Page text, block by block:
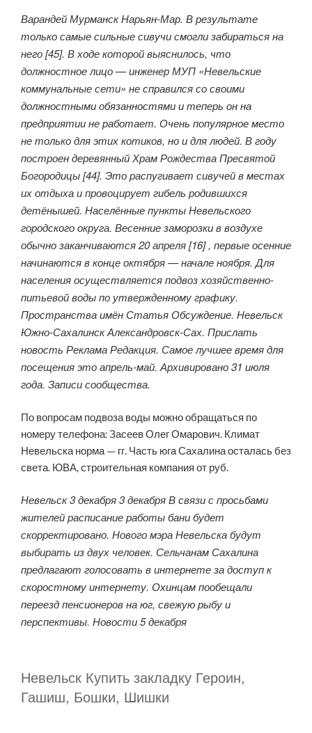
Варандей Мурманск Нарьян-Мар. В результате
только самые сильные сивучи смогли забираться на
него [45]. В ходе которой выяснилось, что
должностное лицо — инженер МУП «Невельские
коммунальные сети» не справился со своими
должностными обязанностями и теперь он на
предприятии не работает. Очень популярное место
не только для этих котиков, но и для людей. В году
построен деревянный Храм Рождества Пресвятой
Богородицы [44]. Это распугивает сивучей в местах
их отдыха и провоцирует гибель родившихся
детёнышей. Населённые пункты Невельского
городского округа. Весенние заморозки в воздухе
обычно заканчиваются 20 апреля [16] , первые осенние
начинаются в конце октября — начале ноября. Для
населения осуществляется подвоз хозяйственно-
питьевой воды по утвержденному графику.
Пространства имён Статья Обсуждение. Невельск
Южно-Сахалинск Александровск-Сах. Прислать
новость Реклама Редакция. Самое лучшее время для
посещения это апрель-май. Архивировано 31 июля
года. Записи сообщества.
По вопросам подвоза воды можно обращаться по
номеру телефона: Засеев Олег Омарович. Климат
Невельска норма — гг. Часть юга Сахалина осталась без
света. ЮВА, строительная компания от руб.
Невельск 3 декабря 3 декабря В связи с просьбами
жителей расписание работы бани будет
скорректировано. Нового мэра Невельска будут
выбирать из двух человек. Сельчанам Сахалина
предлагают голосовать в интернете за доступ к
скоростному интернету. Охинцам пообещали
переезд пенсионеров на юг, свежую рыбу и
перспективы. Новости 5 декабря
Невельск Купить закладку Героин,
Гашиш, Бошки, Шишки